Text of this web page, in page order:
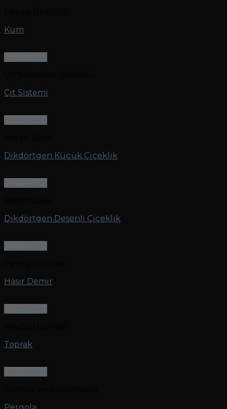
Kum
Hızlı Bakış
Çit Sistemi
Hızlı Bakış
Dikdörtgen Küçük Çiçeklik
Hızlı Bakış
Dikdörtgen Desenli Çiçeklik
Hızlı Bakış
Hasır Demir
Hızlı Bakış
Toprak
Hızlı Bakış